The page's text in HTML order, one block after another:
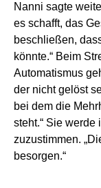
Nanni sagte
es schafft, das
beschließen,
könnte.“ Beim
Automatismus
der nicht gelöst
bei dem die
steht.“ Sie werde
zuzustimmen.
besorgen.“